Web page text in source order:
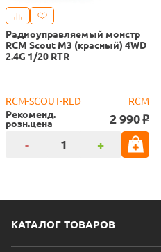
Радиоуправляемый монстр
RCM Scout M3 (красный) 4WD
2.4G 1/20 RTR
RCM-SCOUT-RED
RCM
Рекоменд.
розн.цена 2 990 o
- +
КАТАЛОГ ТОВАРОВ